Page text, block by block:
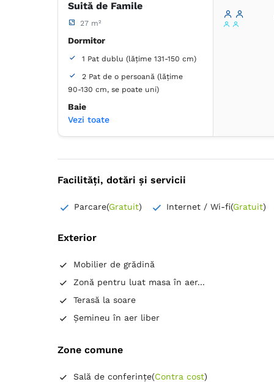
Lenjerie de pat
TV cu ecran plat
Izolare fonică
Aer condiţionat
Prosoape
Articole de toaletă gratuite
Hârtie igienică
Suită de Famile
27 m²
Dormitor
1 Pat dublu (lățime 131-150 cm)
2 Pat de o persoană (lățime
90-130 cm, se poate uni)
Baie
Proprie -
TV cu ecran plat
Izolare fonică
Aer condiţionat
Prosoape
Hârtie igienică
Oglindă
Vezi toate
Facilități, dotări și servicii
Parcare(Gratuit) Internet / Wi-fi(Gratuit)
Exterior
Mobilier de grădină
Zonă pentru luat masa în aer...
Terasă la soare
Șemineu în aer liber
Zone comune
Sală de conferințe(Contra cost)